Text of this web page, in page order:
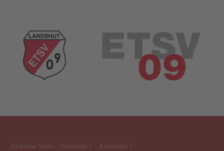
Aktuelle Seite: Startseite
Aktuelles